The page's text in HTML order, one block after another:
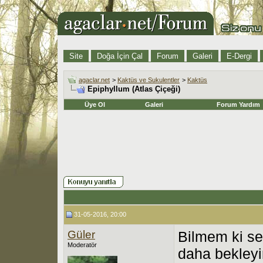
Site Doğa İçin Çal Forum Galeri E-Dergi
agaclar.net > Kaktüs ve Sukulentler > Kaktüs
Epiphyllum (Atlas Çiçeği)
Üye Ol Galeri Forum Yardım
31-05-2016, 20:00
Güler
Moderatör
Bilmem ki
daha